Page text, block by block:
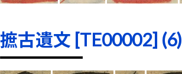
摭古遺文 [TE00002] (6)